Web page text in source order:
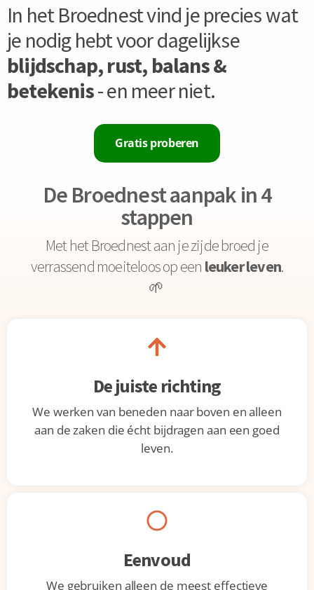
In het Broednest vind je precies wat
je nodig hebt voor dagelijkse
blijdschap, rust, balans &
betekenis- en meer niet.
Gratis proberen
De Broednest aanpak in 4
stappen
Met het Broednest aan je zijde broed je
verrassend moeiteloos op een leuker leven.
🌱
De juiste richting
We werken van beneden naar boven en alleen
aan de zaken die écht bijdragen aan een goed
leven.
Eenvoud
We gebruiken alleen de meest effectieve